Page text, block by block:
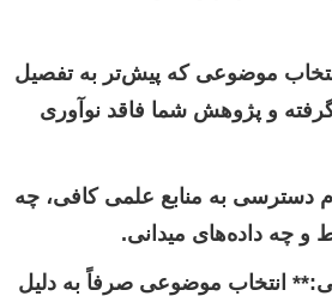
موضوعی که پیش‌تر به تفصیل
و پژوهش شما فاقد نوآوری
دسترسی به منابع علمی کافی، چه
و چه داده‌های میدانی.
انتخاب موضوعی صرفاً به دلیل